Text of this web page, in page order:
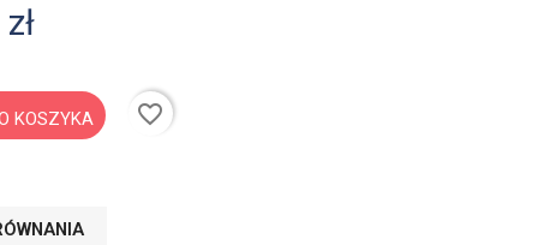
KOSZYKA
favorite_border